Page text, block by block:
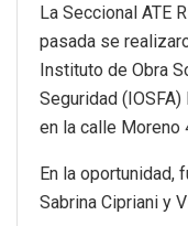
La Seccional ATE
pasada se
Instituto de Obra
Seguridad
en la calle Moreno
En la oportunidad,
Sabrina Cipriani y